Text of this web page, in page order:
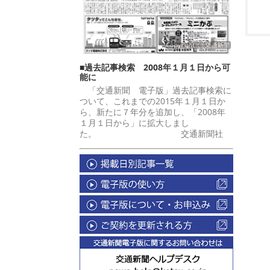
■過去記事検索 2008年１月１日から可
能に
「交通新聞 電子版」過去記事検索に
ついて、これまでの2015年１月１日か
ら、新たに７年分を追加し、「2008年
１月１日から」に拡大しまし
た。 交通新聞社